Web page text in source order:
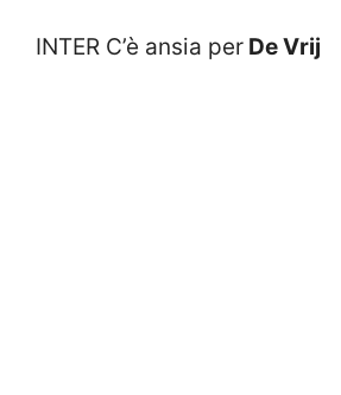
INTER C’è ansia per De Vrij